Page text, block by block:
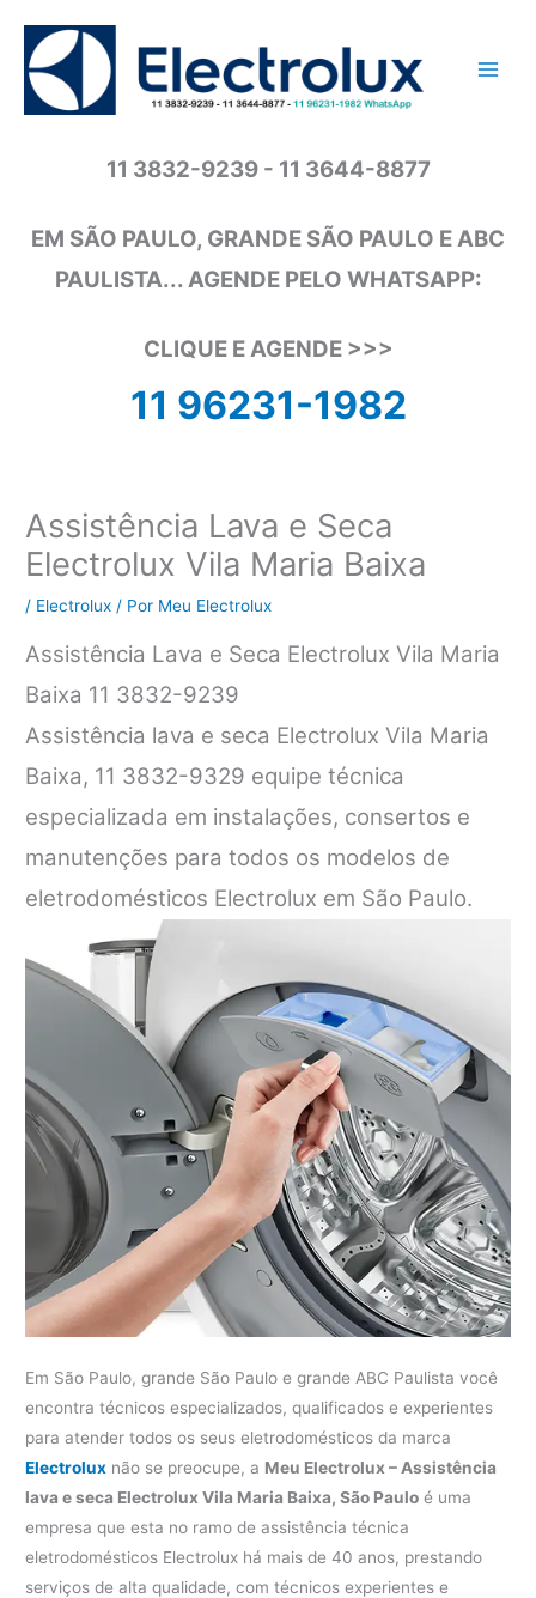
conteúdo
11 3832-9239 - 11 3644-8877
EM SÃO PAULO, GRANDE SÃO PAULO E ABC
PAULISTA... AGENDE PELO WHATSAPP:
CLIQUE E AGENDE >>>
11 96231-1982
Assistência Lava e Seca
Electrolux Vila Maria Baixa
/ Electrolux / Por Meu Electrolux
Assistência Lava e Seca Electrolux Vila Maria
Baixa 11 3832-9239
Assistência lava e seca Electrolux Vila Maria
Baixa, 11 3832-9329 equipe técnica
especializada em instalações, consertos e
manutenções para todos os modelos de
eletrodomésticos Electrolux em São Paulo.
Em São Paulo, grande São Paulo e grande ABC Paulista você
encontra técnicos especializados, qualificados e experientes
para atender todos os seus eletrodomésticos da marca
Electrolux não se preocupe, a Meu Electrolux – Assistência
lava e seca Electrolux Vila Maria Baixa, São Paulo é uma
empresa que esta no ramo de assistência técnica
eletrodomésticos Electrolux há mais de 40 anos, prestando
serviços de alta qualidade, com técnicos experientes e